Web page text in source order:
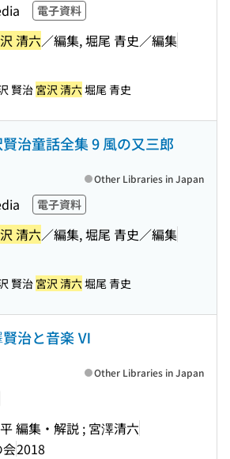
電子資料
清六／編集, 堀尾 青史／編集
賢治 宮沢 清六堀尾 青史
治童話全集 9 風の又三郎
電子資料
清六／編集, 堀尾 青史／編集
Other Libraries in Japan
賢治 宮沢 清六堀尾 青史
賢治と音楽 Ⅵ
編集・解説 ; 宮澤清六
2018
Other Libraries in Japan